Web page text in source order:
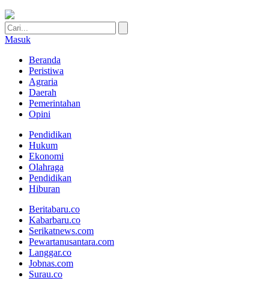
Masuk
Beranda
Peristiwa
Agraria
Daerah
Pemerintahan
Opini
Pendidikan
Hukum
Ekonomi
Olahraga
Pendidikan
Hiburan
Beritabaru.co
Kabarbaru.co
Serikatnews.com
Pewartanusantara.com
Langgar.co
Jobnas.com
Surau.co